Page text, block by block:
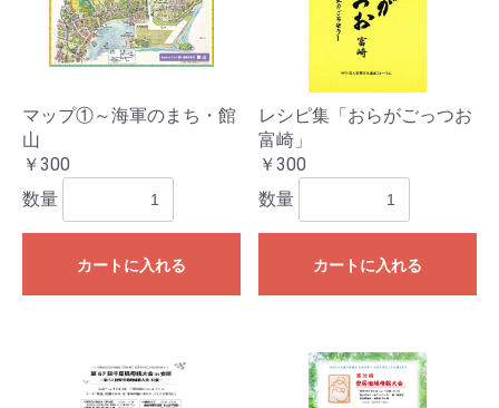
マップ①～海軍のまち・館
山
￥300
数量
カートに入れる
レシピ集「おらがごっつお
富崎」
￥300
数量
カートに入れる